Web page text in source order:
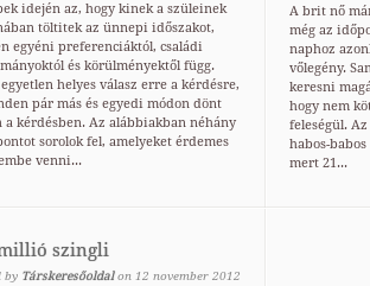
idején az, hogy kinek a szüleinek
töltitek az ünnepi időszakot,
egyéni preferenciáktól, családi
és körülményektől függ.
helyes válasz erre a kérdésre,
pár más és egyedi módon dönt
a kérdésben. Az alábbiakban néhány
sorolok fel, amelyeket érdemes
venni...
A brit nő
még az
naphoz
vőlegény.
keresni
hogy nem
feleségül. Az
habos-
mert 21...
szingli
by Társkeresőoldal on 12 november 2012